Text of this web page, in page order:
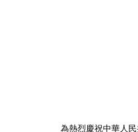
為熱烈慶祝中華人